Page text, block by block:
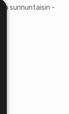
ja sunnuntaisin -